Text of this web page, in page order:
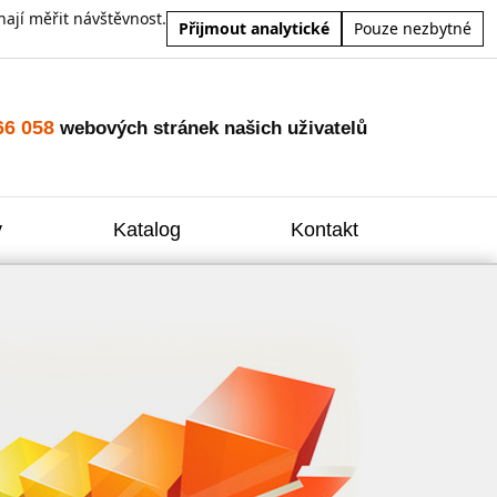
měřit návštěvnost.
Přijmout analytické Pouze nezbytné
058 webových stránek našich uživatelů
Katalog Kontakt